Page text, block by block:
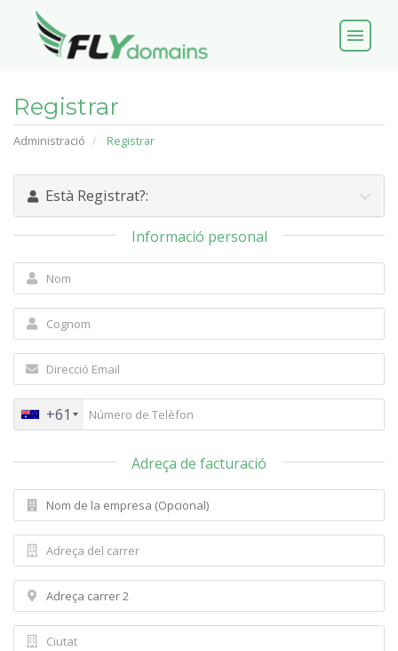
menu
Registrar
Administració Registrar
Està Registrat?:
Informació personal
+61
Adreça de facturació